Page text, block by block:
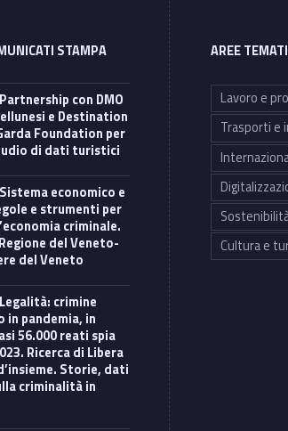
STAMPA
e Destination
Foundation per
di dati turistici
e strumenti per
criminale.
del Veneto-
del Veneto
pandemia, in
56.000 reati spia
Ricerca di Libera
Storie, dati
criminalità in
AREE
Lavoro e
Trasporti
Cultura e